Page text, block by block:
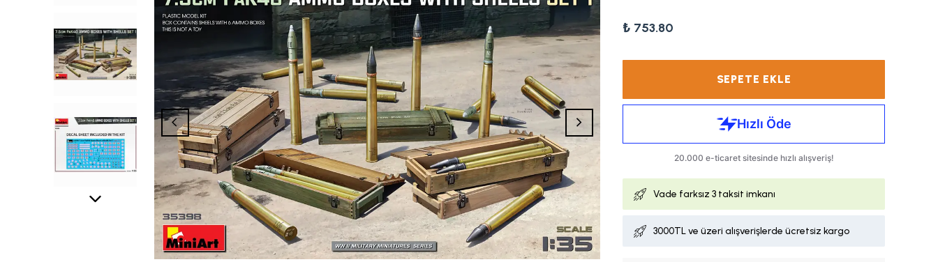
₺ 753.80
SEPETE EKLE
Vade farksız 3 taksit imkanı
3000TL ve üzeri alışverişlerde ücretsiz kargo